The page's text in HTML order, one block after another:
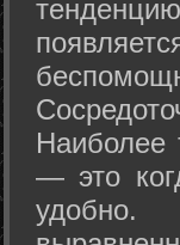
Наиболее
— это
удобно.